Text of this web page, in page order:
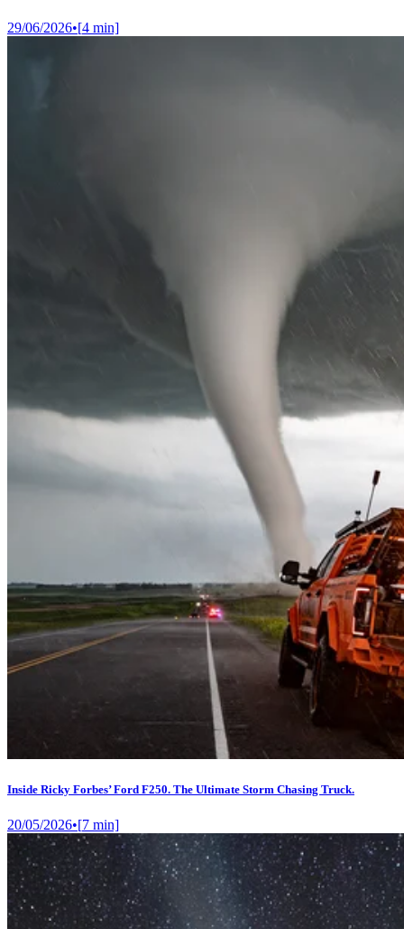
29/06/2026•[4 min]
Inside Ricky Forbes’ Ford F250. The Ultimate Storm Chasing Truck.
20/05/2026•[7 min]